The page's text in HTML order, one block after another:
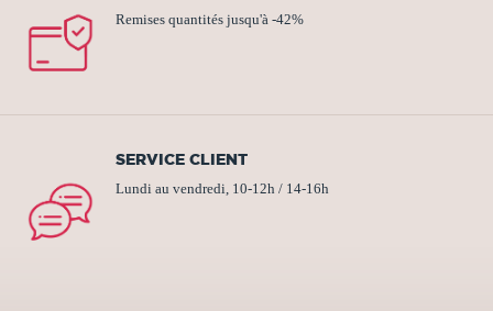
Remises quantités jusqu'à -42%
SERVICE CLIENT
Lundi au vendredi, 10-12h / 14-16h